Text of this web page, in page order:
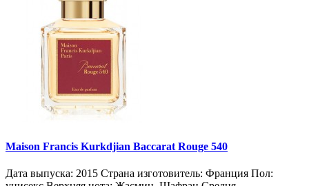
Maison Francis Kurkdjian Baccarat Rouge 540
Дата выпуска: 2015 Страна изготовитель: Франция Пол: